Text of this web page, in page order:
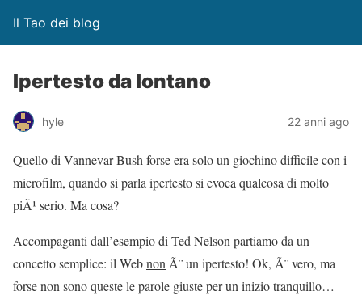
Il Tao dei blog
Ipertesto da lontano
hyle 22 anni ago
Quello di Vannevar Bush forse era solo un giochino difficile con i
microfilm, quando si parla ipertesto si evoca qualcosa di molto
piÃ¹ serio. Ma cosa?
Accompaganti dall’esempio di Ted Nelson partiamo da un
concetto semplice: il Webnon Ã¨ un ipertesto! Ok, Ã¨ vero, ma
forse non sono queste le parole giuste per un inizio tranquillo…